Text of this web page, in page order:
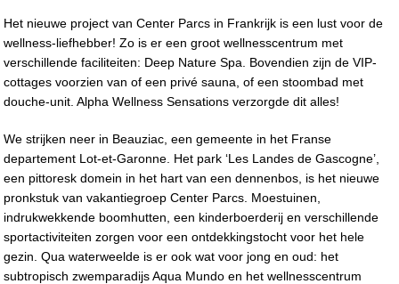
Het nieuwe project van Center Parcs in Frankrijk is een lust voor de
wellness-liefhebber! Zo is er een groot wellnesscentrum met
verschillende faciliteiten: Deep Nature Spa. Bovendien zijn de VIP-
cottages voorzien van of een privé sauna, of een stoombad met
douche-unit. Alpha Wellness Sensations verzorgde dit alles!
We strijken neer in Beauziac, een gemeente in het Franse
departement Lot-et-Garonne. Het park ‘Les Landes de Gascogne’,
een pittoresk domein in het hart van een dennenbos, is het nieuwe
pronkstuk van vakantiegroep Center Parcs. Moestuinen,
indrukwekkende boomhutten, een kinderboerderij en verschillende
sportactiviteiten zorgen voor een ontdekkingstocht voor het hele
gezin. Qua waterweelde is er ook wat voor jong en oud: het
subtropisch zwemparadijs Aqua Mundo en het wellnesscentrum